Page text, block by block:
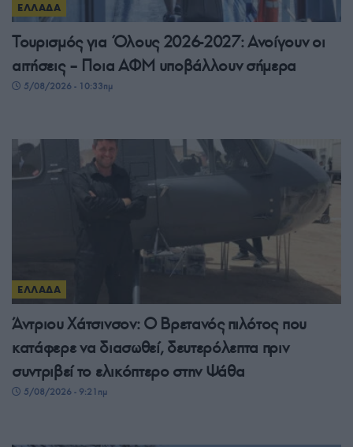
ΕΛΛΑΔΑ
Τουρισμός για Όλους 2026-2027: Ανοίγουν οι
αιτήσεις – Ποια ΑΦΜ υποβάλλουν σήμερα
5/08/2026 - 10:33πμ
ΕΛΛΑΔΑ
Άντριου Χάτσινσον: Ο Βρετανός πιλότος που
κατάφερε να διασωθεί, δευτερόλεπτα πριν
συντριβεί το ελικόπτερο στην Ψάθα
5/08/2026 - 9:21πμ